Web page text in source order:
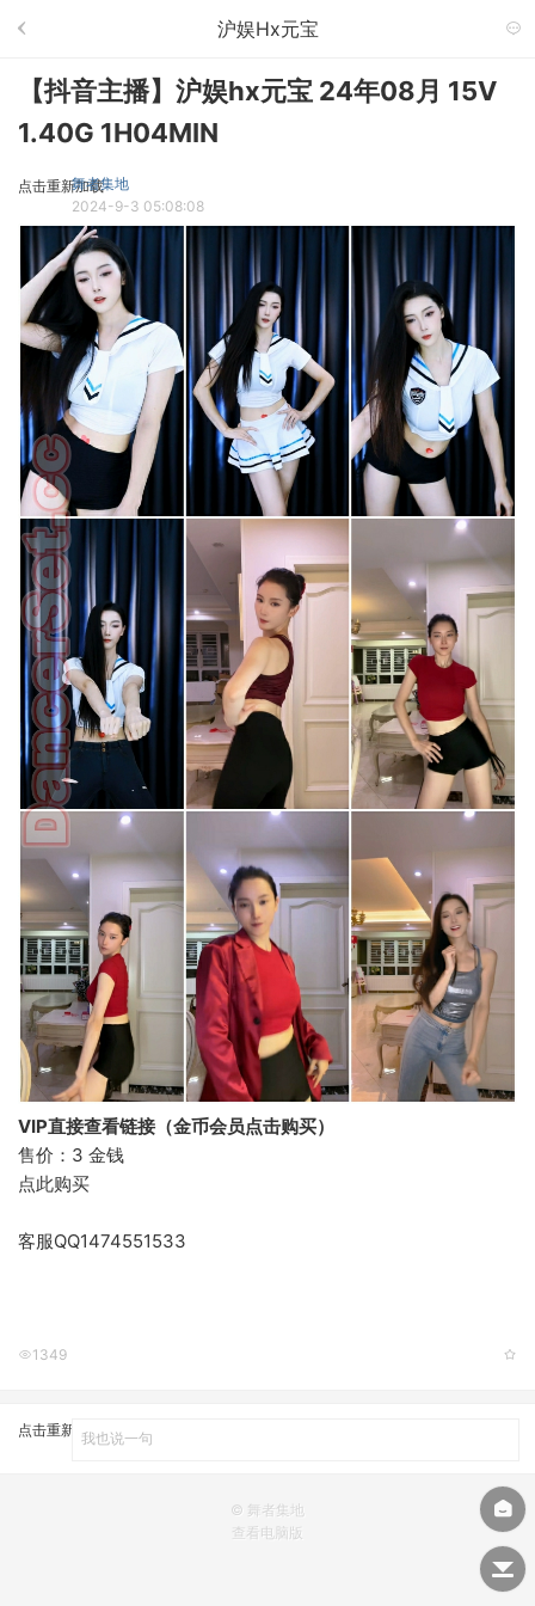
沪娱hx元宝
【抖音主播】沪娱hx元宝 24年08月 15V
1.40G 1H04MIN
点击重新加载
舞者集地
2024-9-3 05:08:08
VIP直接查看链接（金币会员点击购买）
售价：3 金钱
点此购买
客服QQ1474551533
1349
点击重新加载
© 舞者集地
查看电脑版